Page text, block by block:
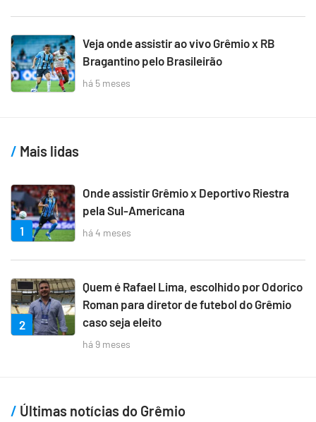
Veja onde assistir ao vivo Grêmio x RB
Bragantino pelo Brasileirão
há 5 meses
Mais lidas
1
Onde assistir Grêmio x Deportivo Riestra
pela Sul-Americana
há 4 meses
2
Quem é Rafael Lima, escolhido por Odorico
Roman para diretor de futebol do Grêmio
caso seja eleito
há 9 meses
Últimas notícias do Grêmio